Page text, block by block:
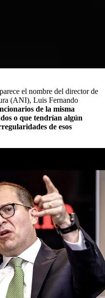
el nombre del director de
(ANI), Luis Fernando
de la misma
o que tendrían algún
de esos